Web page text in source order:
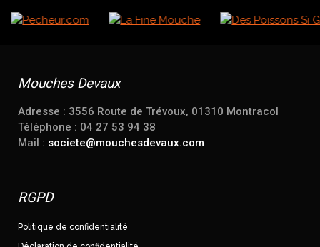
Mouches Devaux
Adresse : 3556 Route de Trévoux, 01310 Montracol
Téléphone : 04 27 53 94 38
Mail : societe@mouchesdevaux.com
RGPD
Politique de confidentialité